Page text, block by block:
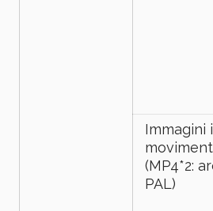
Immagini
(MP4*2:
PAL)